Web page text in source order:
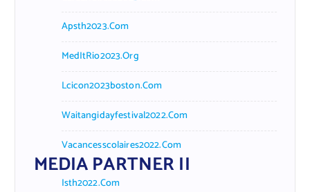
Apsth2023.com
MedItRio2023.org
Lcicon2023boston.com
Waitangidayfestival2022.com
Vacancesscolaires2022.com
MEDIA PARTNER II
Isth2022.com